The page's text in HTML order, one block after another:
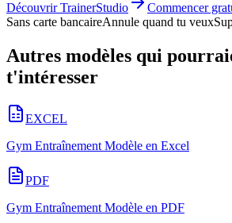
Découvrir TrainerStudio
Commencer
Sans carte bancaireAnnule quand tu veux
Autres modèles qui
t'intéresser
EXCEL
Gym Entraînement Modèle en Excel
PDF
Gym Entraînement Modèle en PDF